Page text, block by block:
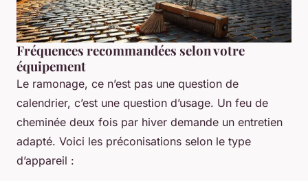
Fréquences recommandées selon votre
équipement
Le ramonage, ce n’est pas une question de
calendrier, c’est une question d’usage. Un feu de
cheminée deux fois par hiver demande un entretien
adapté. Voici les préconisations selon le type
d’appareil :